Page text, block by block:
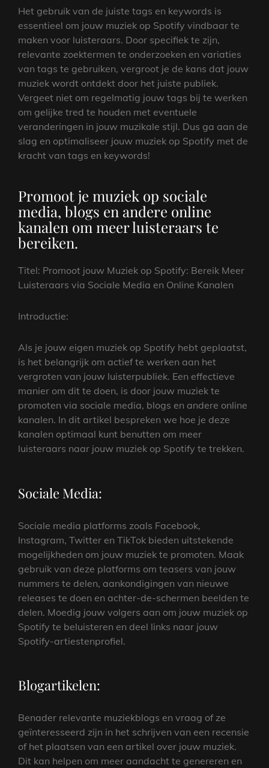
Het gebruik van de juiste tags en keywords is
essentieel om jouw muziek op Spotify vindbaar te
maken voor luisteraars. Door specifiek te zijn,
relevante zoektermen te onderzoeken en variaties
van tags te gebruiken, vergroot je de kans dat jouw
muziek wordt ontdekt door het juiste publiek.
Vergeet niet om regelmatig jouw tags bij te werken
om gelijke tred te houden met eventuele
veranderingen in jouw muzikale stijl. Dus ga aan de
slag en optimaliseer jouw muziek op Spotify met de
kracht van tags en keywords!
Promoot je muziek op sociale
media, blogs en andere online
kanalen om meer luisteraars te
bereiken.
Titel: Promoot jouw Muziek op Spotify: Bereik Meer
Luisteraars via Sociale Media en Online Kanalen
Introductie:
Als je jouw eigen muziek op Spotify hebt geplaatst,
is het belangrijk om actief te werken aan het
vergroten van jouw luisterpubliek. Een effectieve
manier om dit te doen, is door jouw muziek te
promoten via sociale media, blogs en andere online
kanalen. In dit artikel bespreken we hoe je deze
kanalen optimaal kunt benutten om meer
luisteraars naar jouw muziek op Spotify te trekken.
Sociale Media:
Sociale media platforms zoals Facebook,
Instagram, Twitter en TikTok bieden uitstekende
mogelijkheden om jouw muziek te promoten. Maak
gebruik van deze platforms om teasers van jouw
nummers te delen, aankondigingen van nieuwe
releases te doen en achter-de-schermen beelden te
delen. Moedig jouw volgers aan om jouw muziek op
Spotify te beluisteren en deel links naar jouw
Spotify-artiestenprofiel.
Blogartikelen:
Benader relevante muziekblogs en vraag of ze
geïnteresseerd zijn in het schrijven van een recensie
of het plaatsen van een artikel over jouw muziek.
Dit kan helpen om meer aandacht te genereren en